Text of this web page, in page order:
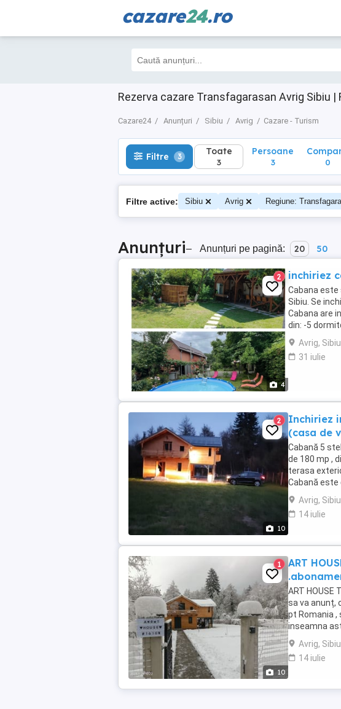
cazare24.ro
Rezerva cazare Transfagarasan Avrig Sibiu |
Cazare24 Anunțuri Sibiu Avrig Cazare - Turism
Filtre 3 Toate
3
Filtre 3 Toate
3
Persoane
3 0
Filtre active: Sibiu Avrig Regiune:
Anunțuri– Anunțuri pe pagină: 20 50
4
2 inchiriez
Cabana este
Sibiu. Se
Cabana are
din: -5
complet
Avrig, Sibiu
31 iulie
10
2
Inchiriez
(casa de
Cabană 5
de 180 mp ,
terasa
Cabană
necesar
Avrig, Sibiu
14 iulie
10
1
ART
ART HOUSE
sa va anunț,
pt Romania ,
inseamna
...
Avrig, Sibiu
14 iulie